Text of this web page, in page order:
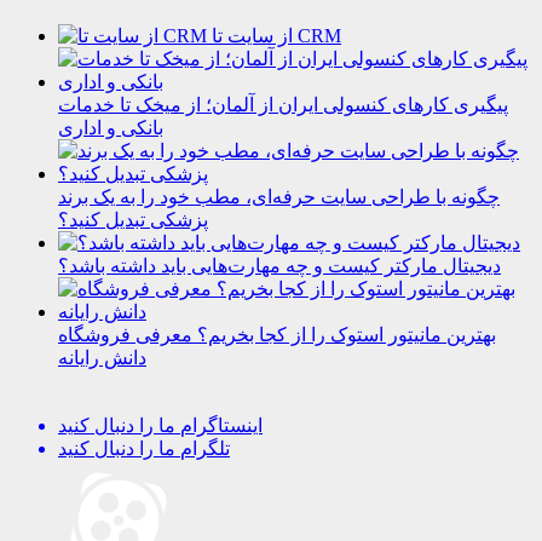
از سایت تا CRM
پیگیری کارهای کنسولی ایران از آلمان؛ از میخک تا خدمات
بانکی و اداری
چگونه با طراحی سایت حرفه‌ای، مطب خود را به یک برند
پزشکی تبدیل کنید؟
دیجیتال مارکتر کیست و چه مهارت‌هایی باید داشته باشد؟
بهترین مانیتور استوک را از کجا بخریم؟ معرفی فروشگاه
دانش رایانه
اینستاگرام ما را دنبال کنید
تلگرام ما را دنبال کنید